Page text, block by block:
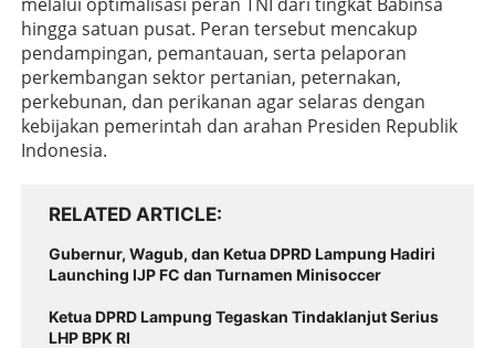
hingga satuan pusat. Peran tersebut mencakup
pendampingan, pemantauan, serta pelaporan
perkembangan sektor pertanian, peternakan,
perkebunan, dan perikanan agar selaras dengan
kebijakan pemerintah dan arahan Presiden Republik
Indonesia.
RELATED ARTICLE
Gubernur, Wagub, dan Ketua DPRD Lampung Hadiri
Launching IJP FC dan Turnamen Minisoccer
Ketua DPRD Lampung Tegaskan Tindaklanjut Serius
LHP BPK RI